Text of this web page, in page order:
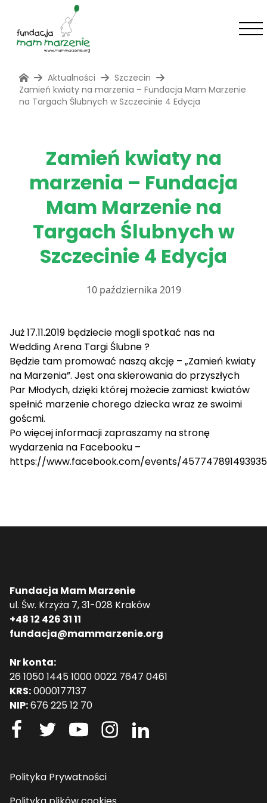
Aktualności
Szczecin
Zamień kwiaty na marzenia – Fundacja Mam Marzenie
na Targach Ślubnych w Szczecinie 4 Edycja
Zamień kwiaty na
marzenia – Fundacja
Mam Marzenie na
Targach Ślubnych w
Szczecinie 4 Edycja
10 października 2019
Już 17.11.2019 będziecie mogli spotkać nas na
Wedding Arena Targi Ślubne ?
Będzie tam promować naszą akcję – „Zamień kwiaty
na Marzenia”. Jest ona skierowania do przyszłych
Par Młodych, dzięki której możecie zamiast kwiatów
spełnić marzenie chorego dziecka wraz ze swoimi
goścmi.
Po więcej informacji zapraszamy na stronę
wydarzenia na Facebooku –
https://www.facebook.com/events/
Fundacja Mam Marzenie
ul. Św. Krzyża 7, 31-028 Kraków
+48 12 426 31 11
fundacja@mammarzenie.org
Nr konta:
26 1050 1445 1000 0022 7647 0461
KRS:0000177137
NIP:676 225 12 70
Polityka Prywatności